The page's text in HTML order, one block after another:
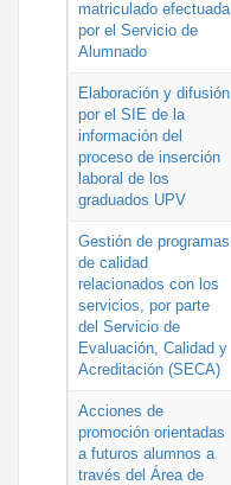
matriculado efectuada
por el Servicio de
Alumnado
Elaboración y difusión
por el SIE de la
información del
proceso de inserción
laboral de los
graduados UPV
Gestión de programas
de calidad
relacionados con los
servicios, por parte
del Servicio de
Evaluación, Calidad y
Acreditación (SECA)
Acciones de
promoción orientadas
a futuros alumnos a
través del Área de